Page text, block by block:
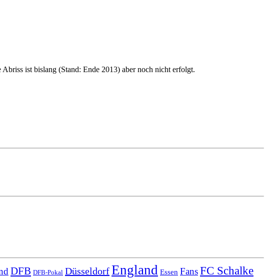
ist bislang (Stand: Ende 2013) aber noch nicht erfolgt.
DFB DFB-Pokal DüsseldorfEngland Essen FansFC Schalke